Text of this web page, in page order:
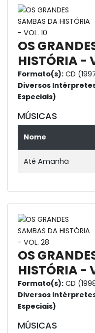
OS
HISTÓRIA -
Formato(s): CD
Diversos
Especiais)
MÚSICAS
Nome
Até Amanhã
OS
HISTÓRIA -
Formato(s): CD
Diversos
Especiais)
MÚSICAS